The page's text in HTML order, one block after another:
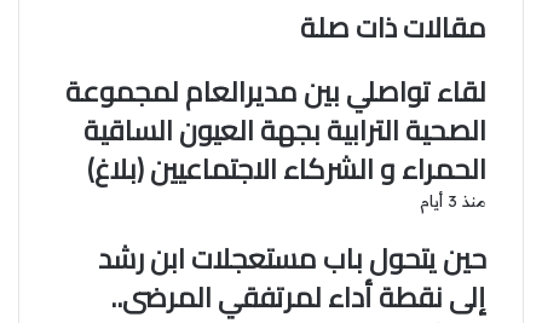
دb
ي
س
ت
d
n
k
t
e
ك
ب
ر
ا
د
ة
مقالات ذات صلة
لقاء تواصلي بين مديرالعام لمجموعة
الصحية الترابية بجهة العيون الساقية
الحمراء و الشركاء الاجتماعيين (بلاغ)
منذ 3 أيام
حين يتحول باب مستعجلات ابن رشد
إلى نقطة أداء لمرتفقي المرضى..